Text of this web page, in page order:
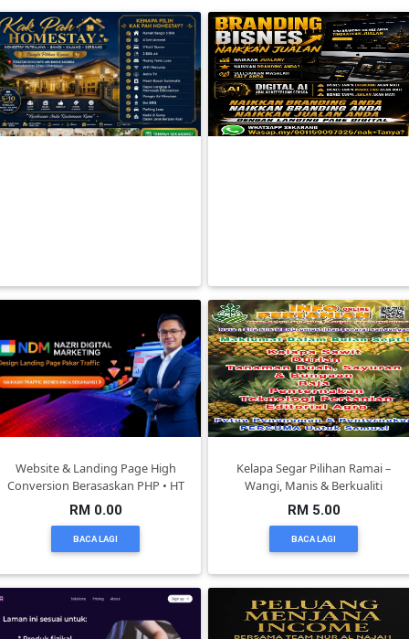
KAK PAH HOMESTAY
PENGINAPAN YANG LENGKAP
PERCUTIAN ANDA SEKE
RM 0.00
Tak Perlu Buang Masa Dan
Tenaga Lagi. Biar Kami Uruskan
Sam
RM 0.00
Website & Landing Page High
Conversion Berasaskan PHP • HT
RM 0.00
BACA LAGI
Kelapa Segar Pilihan Ramai –
Wangi, Manis & Berkualiti
RM 5.00
BACA LAGI
FESYEN
WANITA(0)
KECANTIKAN(7)
WANGI(8)
PENDIDIKAN(19)
DERMA
DAN
TUDUNG(0)
PEMBORONG(2)